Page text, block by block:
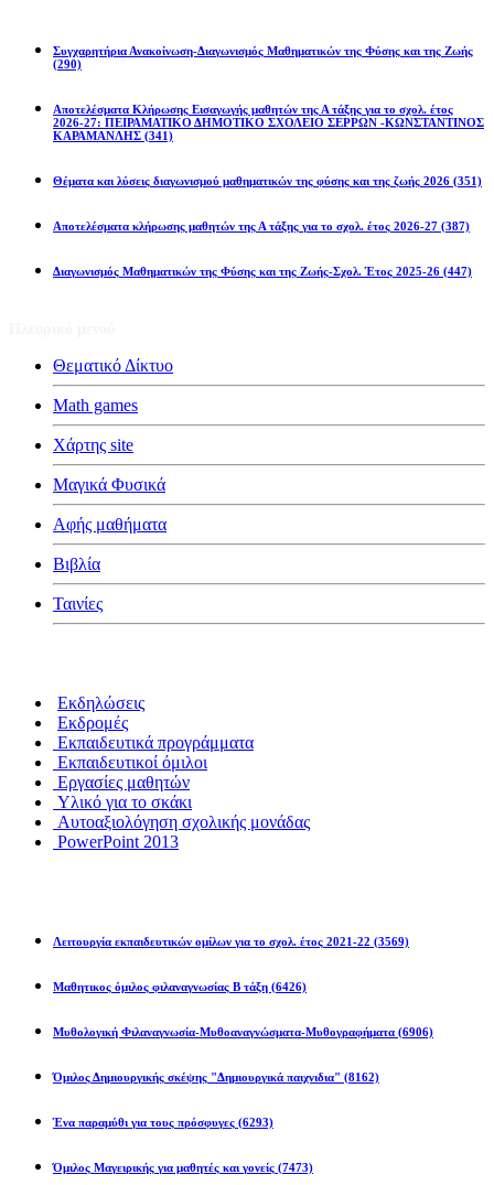
Συγχαρητήρια Ανακοίνωση-Διαγωνισμός Μαθηματικών της Φύσης και της Ζωής
(290)
Αποτελέσματα Κλήρωσης Εισαγωγής μαθητών της Α τάξης για το σχολ. έτος
2026-27: ΠΕΙΡΑΜΑΤΙΚΟ ΔΗΜΟΤΙΚΟ ΣΧΟΛΕΙΟ ΣΕΡΡΩΝ -ΚΩΝΣΤΑΝΤΙΝΟΣ
ΚΑΡΑΜΑΝΛΗΣ (341)
Θέματα και λύσεις διαγωνισμού μαθηματικών της φύσης και της ζωής 2026 (351)
Αποτελέσματα κλήρωσης μαθητών της Α τάξης για το σχολ. έτος 2026-27 (387)
Διαγωνισμός Μαθηματικών της Φύσης και της Ζωής-Σχολ. Έτος 2025-26 (447)
Θεματικό Δίκτυο
Math games
Χάρτης site
Μαγικά Φυσικά
Αφής μαθήματα
Βιβλία
Ταινίες
Εκδηλώσεις
Εκδρομές
Εκπαιδευτικά προγράμματα
Εκπαιδευτικοί όμιλοι
Εργασίες μαθητών
Υλικό για το σκάκι
Αυτοαξιολόγηση σχολικής μονάδας
PowerPoint 2013
Λειτουργία εκπαιδευτικών ομίλων για το σχολ. έτος 2021-22 (3569)
Μαθητικος όμιλος φιλαναγνωσίας Β τάξη (6426)
Μυθολογική Φιλαναγνωσία-Μυθοαναγνώσματα-Μυθογραφήματα (6906)
Όμιλος Δημιουργικής σκέψης "Δημιουργικά παιχνιδια" (8162)
Ένα παραμύθι για τους πρόσφυγες (6293)
Όμιλος Μαγειρικής για μαθητές και γονείς (7473)